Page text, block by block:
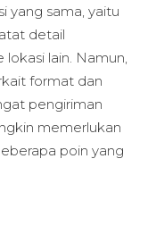
yang sama, yaitu
detail
lain. Namun,
format dan
pengiriman
memerlukan
poin yang